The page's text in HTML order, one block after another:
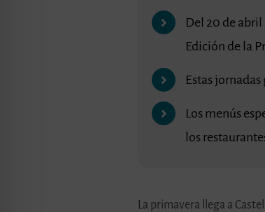
Del 20 de
Edición de la
Estas
Los menús
los
La primavera llega a